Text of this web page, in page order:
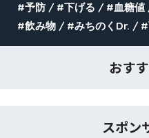
予防
下げる 血糖値
飲み物
みちのくDr.
おす
スポン